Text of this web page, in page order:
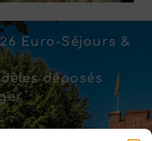
Euro-Séjours &
déposés